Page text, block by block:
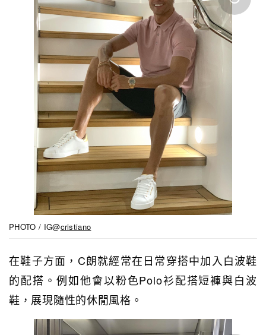
PHOTO / IG@cristiano
在鞋子方面，C朗就經常在日常穿搭中加入白波鞋
的配搭。例如他會以粉色Polo衫配搭短褲與白波
鞋，展現隨性的休閒風格。